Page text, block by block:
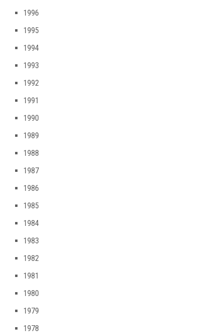
1996
1995
1994
1993
1992
1991
1990
1989
1988
1987
1986
1985
1984
1983
1982
1981
1980
1979
1978